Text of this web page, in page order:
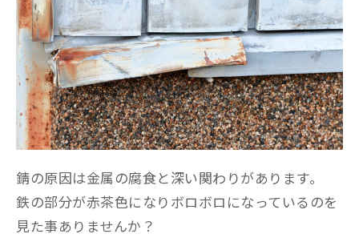
錆の原因は金属の腐食と深い関わりがあります。
鉄の部分が赤茶色になりボロボロになっているのを
見た事ありませんか？